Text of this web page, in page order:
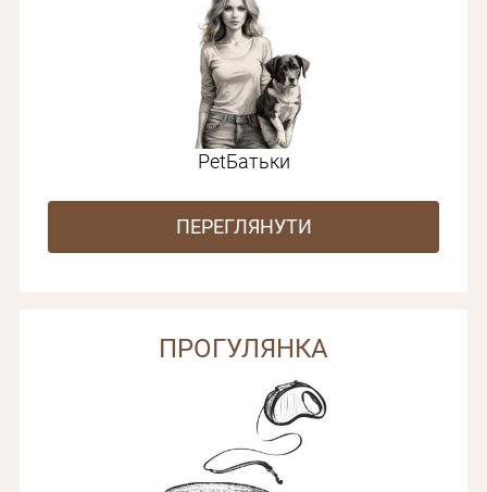
PetБатьки
ПЕРЕГЛЯНУТИ
ПРОГУЛЯНКА